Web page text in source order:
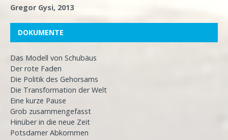
Gregor Gysi, 2013
DOKUMENTE
Das Modell von Schubäus
Der rote Faden
Die Politik des Gehorsams
Die Transformation der Welt
Eine kurze Pause
Grob zusammengefasst
Hinüber in die neue Zeit
Potsdamer Abkommen